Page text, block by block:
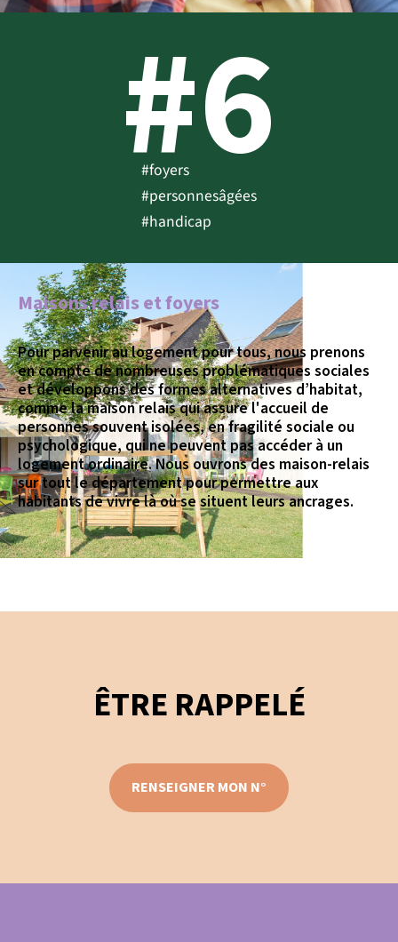
#6
#foyers
#personnesâgées
#handicap
Maisons relais et foyers
Pour parvenir au logement pour tous, nous prenons
en compte de nombreuses problématiques sociales
et développons des formes alternatives d’habitat,
comme la maison relais qui assure l'accueil de
personnes souvent isolées, en fragilité sociale ou
psychologique, qui ne peuvent pas accéder à un
logement ordinaire. Nous ouvrons des maison-relais
sur tout le département pour permettre aux
habitants de vivre là où se situent leurs ancrages.
ÊTRE RAPPELÉ
RENSEIGNER MON N°